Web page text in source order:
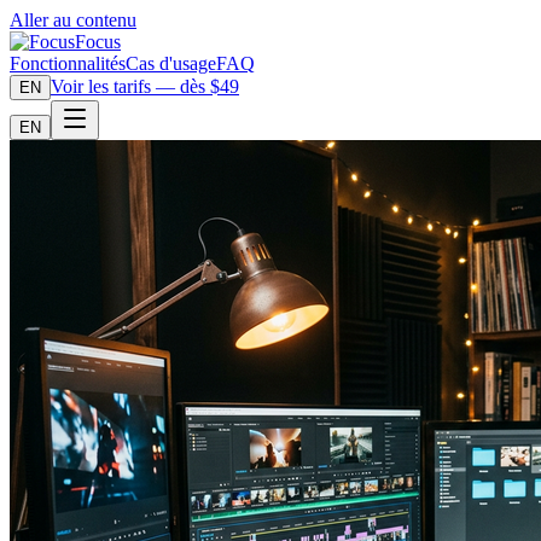
Aller au contenu
Focus
FonctionnalitésCas d'usageFAQ
EN Voir les tarifs — dès $49
EN